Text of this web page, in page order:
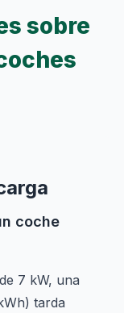
sobre
coche
7 kW, una
tarda